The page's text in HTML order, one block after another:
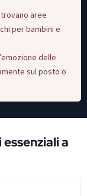
aree
per bambini e
delle
sul posto o
a